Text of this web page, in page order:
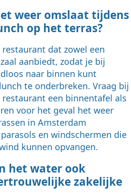
weer omslaat tijdens
op het terras?
dat zowel een
aanbiedt, zodat je bij
naar binnen kunt
te onderbreken. Vraag bij
een binnentafel als
voor het geval het weer
in Amsterdam
en windschermen die
kunnen opvangen.
het water ook
zakelijke